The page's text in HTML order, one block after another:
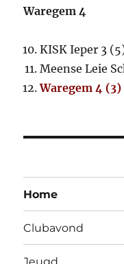
Waregem 4
KISK Ieper 3
Meense Leie
Waregem 4 (3)
Home
Clubavond
Jeugd